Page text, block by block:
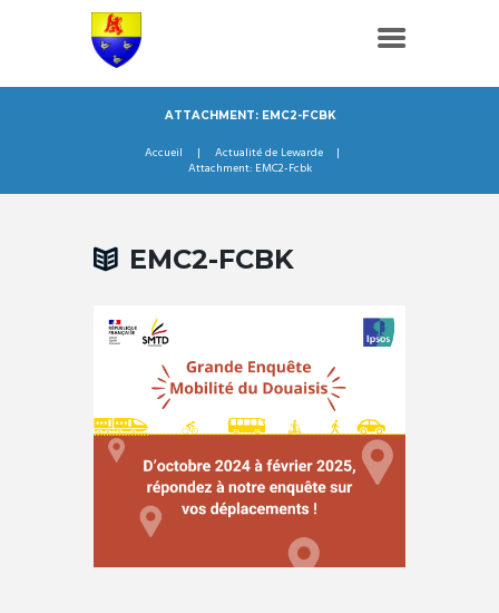
ATTACHMENT: EMC2-FCBK
Accueil
Actualité de Lewarde
Attachment: EMC2-Fcbk
EMC2-FCBK